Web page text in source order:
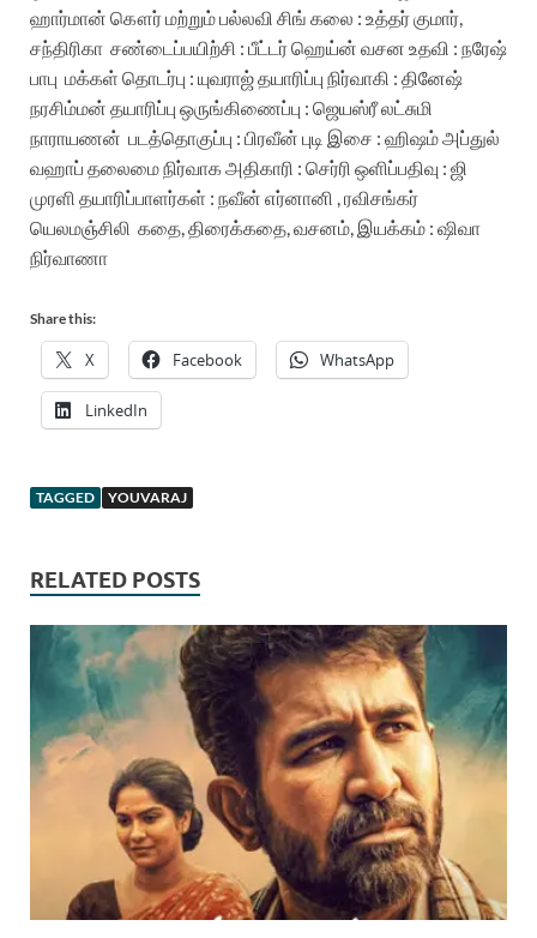
ஹார்மான் கௌர் மற்றும் பல்லவி சிங் கலை : உத்தர் குமார்,
சந்திரிகா சண்டைப்பயிற்சி : பீட்டர் ஹெய்ன் வசன உதவி : நரேஷ்
பாபு மக்கள் தொடர்பு : யுவராஜ் தயாரிப்பு நிர்வாகி : தினேஷ்
நரசிம்மன் தயாரிப்பு ஒருங்கிணைப்பு : ஜெயஸ்ரீ லட்சுமி
நாராயணன் படத்தொகுப்பு : பிரவீன் புடி இசை : ஹிஷம் அப்துல்
வஹாப் தலைமை நிர்வாக அதிகாரி : செர்ரி ஒளிப்பதிவு : ஜி
முரளி தயாரிப்பாளர்கள் : நவீன் எர்னானி , ரவிசங்கர்
யெலமஞ்சிலி கதை, திரைக்கதை, வசனம், இயக்கம் : ஷிவா
நிர்வாணா
Share this:
X Facebook WhatsApp
LinkedIn
TAGGED YOUVARAJ
RELATED POSTS